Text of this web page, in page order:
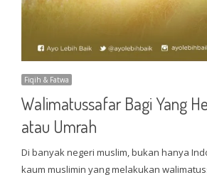
Fiqih & Fatwa
Walimatussafar Bagi Yang
atau Umrah
Di banyak negeri muslim, bukan hanya
kaum muslimin yang melakukan